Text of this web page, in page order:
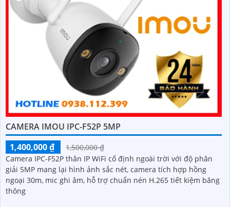
CAMERA IMOU IPC-F52P 5MP
1,400,000 ₫
1,500,000 ₫
Camera IPC-F52P thân IP WiFi cố định ngoài trời với độ phân
giải 5MP mang lại hình ảnh sắc nét, camera tích hợp hồng
ngoại 30m, mic ghi âm, hỗ trợ chuẩn nén H.265 tiết kiệm băng
thông